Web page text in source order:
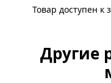
Товар доступен к
Другие